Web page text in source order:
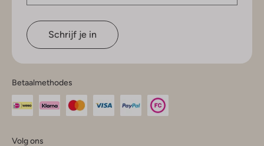
Schrijf je in
Betaalmethodes
Volg ons